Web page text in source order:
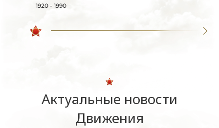
1920 - 1990
Актуальные новости
Движения